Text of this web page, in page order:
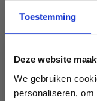
Toestemming
Deze website
We gebruiken
personaliseren,
222-1
DROPS
DROPS Design:
Groupe de fils A +